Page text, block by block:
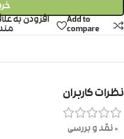
Add to
compare
افزودن به
نظرات کاربران
0 نقد و بررسی